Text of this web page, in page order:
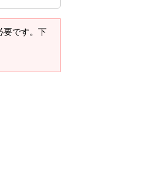
要です。下